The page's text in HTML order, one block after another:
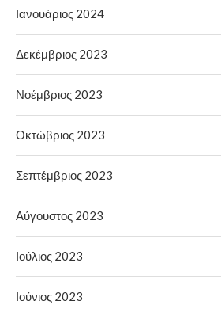
Ιανουάριος 2024
Δεκέμβριος 2023
Νοέμβριος 2023
Οκτώβριος 2023
Σεπτέμβριος 2023
Αύγουστος 2023
Ιούλιος 2023
Ιούνιος 2023